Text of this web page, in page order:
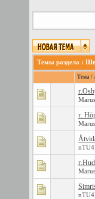
Темы раздела :
Тема /
г.